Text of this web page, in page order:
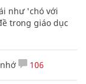
như 'chó với
trong giáo dục
106